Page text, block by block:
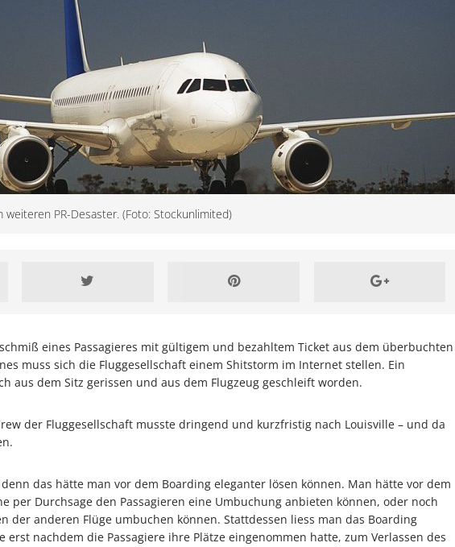
PR-Desaster. (Foto: Stockunlimited)
eines Passagieres mit gültigem und bezahltem Ticket aus dem überbuchten
muss sich die Fluggesellschaft einem Shitstorm im Internet stellen. Ein
aus dem Sitz gerissen und aus dem Flugzeug geschleift worden.
der Fluggesellschaft musste dringend und kurzfristig nach Louisville – und da
das hätte man vor dem Boarding eleganter lösen können. Man hätte vor dem
per Durchsage den Passagieren eine Umbuchung anbieten können, oder noch
der anderen Flüge umbuchen können. Stattdessen liess man das Boarding
nachdem die Passagiere ihre Plätze eingenommen hatte, zum Verlassen des